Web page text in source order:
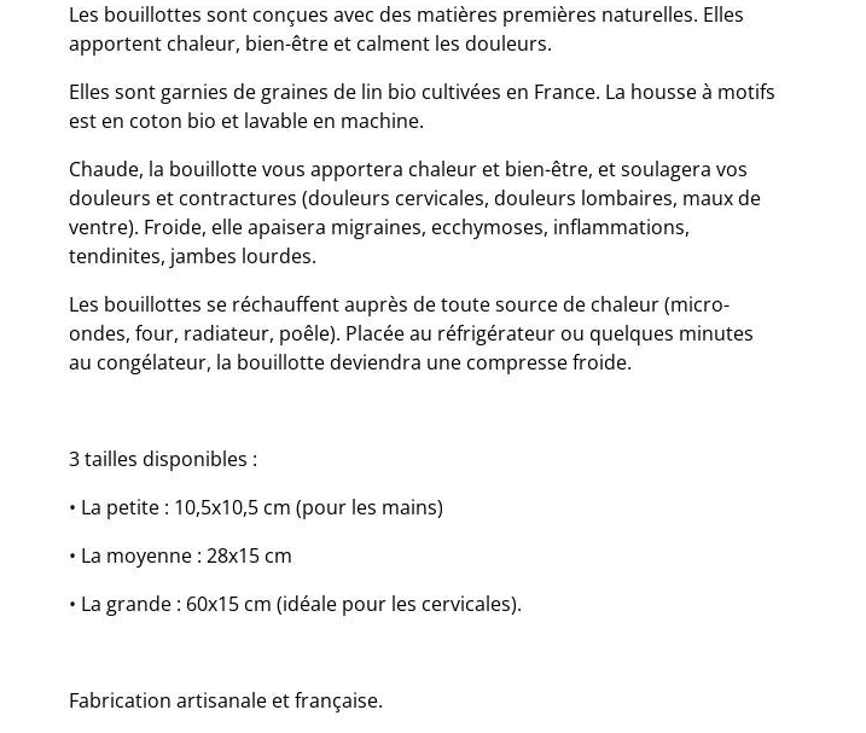
Les bouillottes sont conçues avec des matières premières naturelles. Elles
apportent chaleur, bien-être et calment les douleurs.
Elles sont garnies de graines de lin bio cultivées en France. La housse à motifs
est en coton bio et lavable en machine.
Chaude, la bouillotte vous apportera chaleur et bien-être, et soulagera vos
douleurs et contractures (douleurs cervicales, douleurs lombaires, maux de
ventre). Froide, elle apaisera migraines, ecchymoses, inflammations,
tendinites, jambes lourdes.
Les bouillottes se réchauffent auprès de toute source de chaleur (micro-
ondes, four, radiateur, poêle). Placée au réfrigérateur ou quelques minutes
au congélateur, la bouillotte deviendra une compresse froide.
3 tailles disponibles :
• La petite : 10,5x10,5 cm (pour les mains)
• La moyenne : 28x15 cm
• La grande : 60x15 cm (idéale pour les cervicales).
Fabrication artisanale et française.